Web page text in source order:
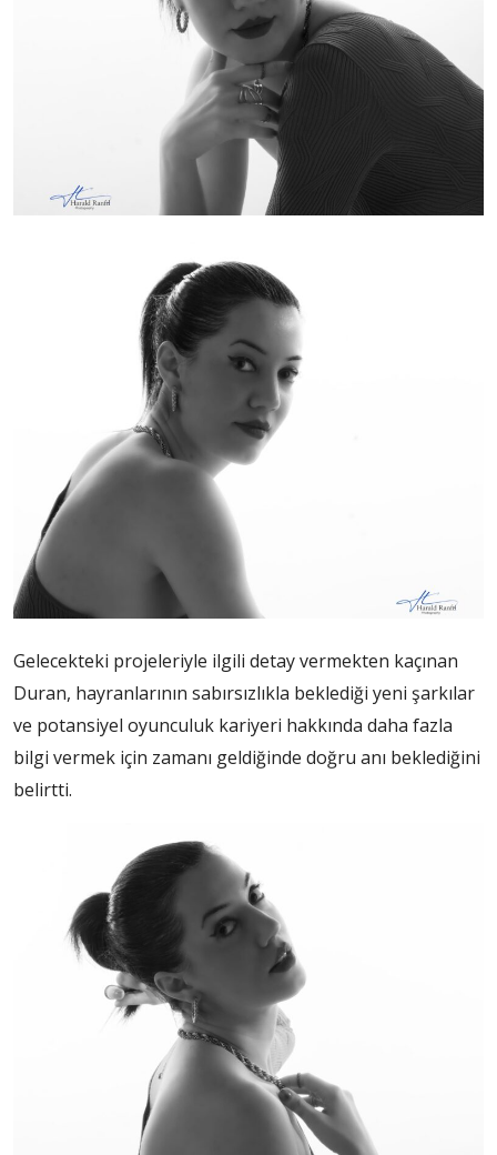
Gelecekteki projeleriyle ilgili detay vermekten kaçınan
Duran, hayranlarının sabırsızlıkla beklediği yeni şarkılar
ve potansiyel oyunculuk kariyeri hakkında daha fazla
bilgi vermek için zamanı geldiğinde doğru anı beklediğini
belirtti.